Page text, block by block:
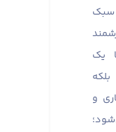
سبک
یک
و